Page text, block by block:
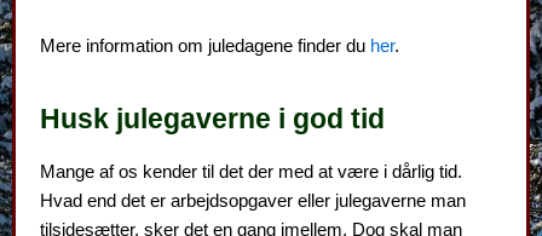
Mere information om juledagene finder du her.
Husk julegaverne i god tid
Mange af os kender til det der med at være i dårlig tid.
Hvad end det er arbejdsopgaver eller julegaverne man
tilsidesætter, sker det en gang imellem. Dog skal man